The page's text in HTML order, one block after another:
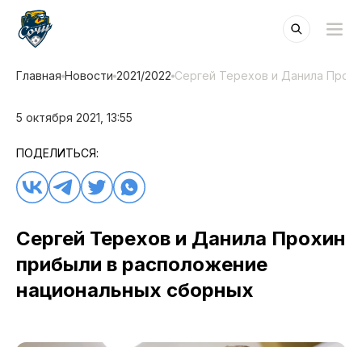
Главная Новости 2021/2022 Сергей Терехов и Данила
5 октября 2021, 13:55
ПОДЕЛИТЬСЯ:
Сергей Терехов и Данила Прохин
прибыли в расположение
национальных сборных